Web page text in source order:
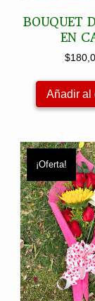
BOUQUET
EN
$
Añadir al
¡Oferta!